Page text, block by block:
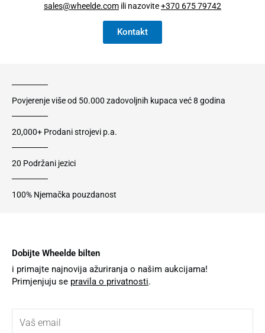
sales@wheelde.com ili nazovite+370 675 79742
Kontakt
Povjerenje više od 50.000 zadovoljnih kupaca već 8 godina
20,000+ Prodani strojevi p.a.
20 Podržani jezici
100% Njemačka pouzdanost
Dobijte Wheelde bilten
i primajte najnovija ažuriranja o našim aukcijama!
Primjenjuju se pravila o privatnosti.